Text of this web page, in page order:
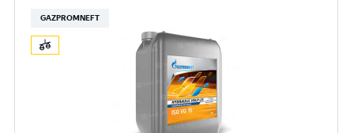
GAZPROMNEFT